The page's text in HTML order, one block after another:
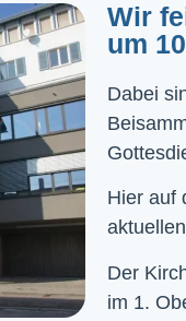
Wir
um
Dabei
Hier auf
Der
im 1.